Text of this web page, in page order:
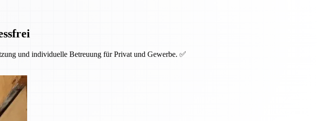
und individuelle Betreuung für Privat und Gewerbe. ✅